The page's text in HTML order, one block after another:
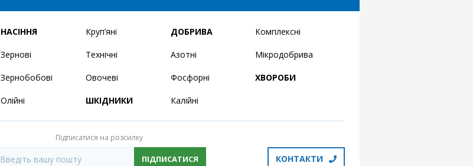
НАСІННЯ
Зернові
Зернобобові
Олійні
Круп’яні
Технічні
Овочеві
ШКІДНИКИ
ДОБРИВА
Азотні
Фосфорні
Калійні
Комплексні
Мікродобрива
ХВОРОБИ
Підписатися на розсилку
ПІДПИСАТИСЯ КОНТАКТИ